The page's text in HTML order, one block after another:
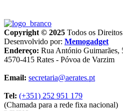
Copyright © 2025 Todos os
Desenvolvido por: Memogadget
Endereço: Rua António Guimarães,
4570-415 Rates - Póvoa de Varzim
Email: secretaria@aerates.pt
Tel: (+351) 252 951 179
(Chamada para a rede fixa nacional)